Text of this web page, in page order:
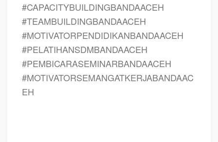
#CAPACITYBUILDINGBANDAACEH
#TEAMBUILDINGBANDAACEH
#MOTIVATORPENDIDIKANBANDAACEH
#PELATIHANSDMBANDAACEH
#PEMBICARASEMINARBANDAACEH
#MOTIVATORSEMANGATKERJABANDAAC
EH